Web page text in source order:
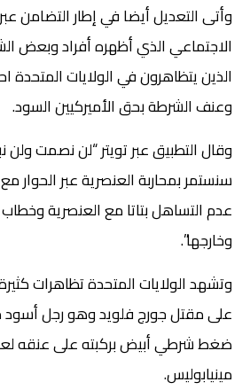
وأتى التعديل أيضا في إطار التضامن
الاجتماعي الذي أظهره أفراد وبعض
الذين يتظاهرون في الولايات المتحدة
وعنف الشرطة بحق الأميركيين السود.
وقال التطبيق عبر تويتر “لن نصمت
سنستمر بمحاربة العنصرية عبر الحوار
عدم التساهل بتاتا مع العنصرية
وخارجها”.
وتشهد الولايات المتحدة تظاهرات
على مقتل جورج فلويد وهو رجل أسود
ضغط شرطي أبيض بركبته على عنقه
مينيابوليس.